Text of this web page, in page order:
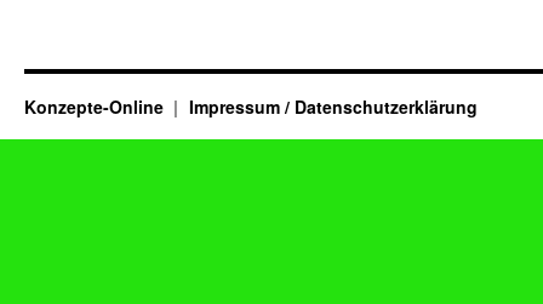
Konzepte-Online Impressum / Datenschutzerklärung